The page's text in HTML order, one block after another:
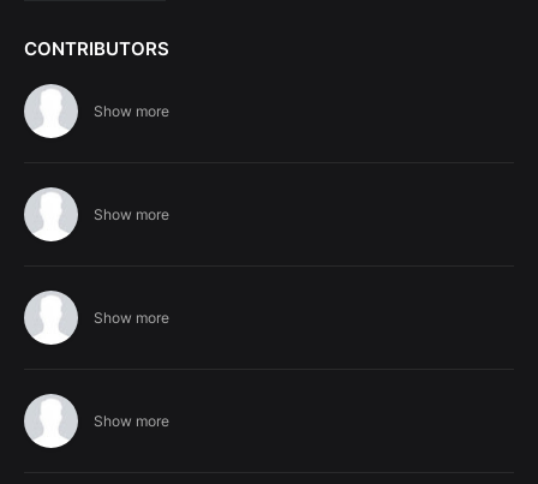
CONTRIBUTORS
Show more
Show more
Show more
Show more